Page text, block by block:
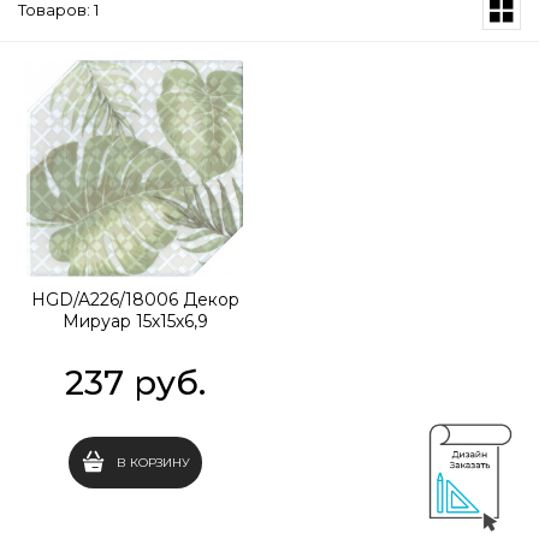
Товаров: 1
HGD/A226/18006 Декор
Мируар 15х15х6,9
237 руб.
В КОРЗИНУ